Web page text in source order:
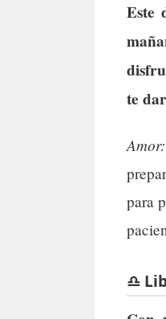
Este
te
Amor:
para
♎